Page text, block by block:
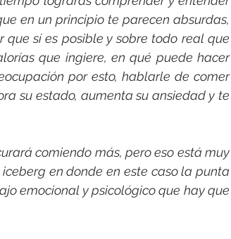
en un principio te parecen absurdas,
sí es posible y sobre todo real que
que ingiere, en qué puede hacer
por esto, hablarle de comer
su estado, aumenta su ansiedad y te
comiendo más, pero eso está muy
en donde en este caso la punta
emocional y psicológico que hay que